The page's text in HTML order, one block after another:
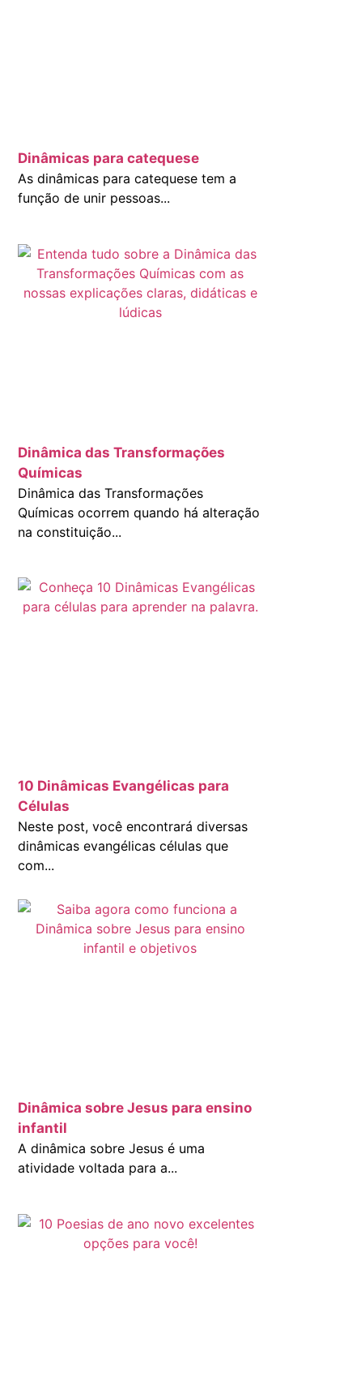
Dinâmicas para catequese
As dinâmicas para catequese tem a
função de unir pessoas...
Dinâmica das Transformações
Químicas
Dinâmica das Transformações
Químicas ocorrem quando há alteração
na constituição...
10 Dinâmicas Evangélicas para
Células
Neste post, você encontrará diversas
dinâmicas evangélicas células que
com...
Dinâmica sobre Jesus para ensino
infantil
A dinâmica sobre Jesus é uma
atividade voltada para a...